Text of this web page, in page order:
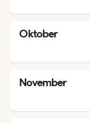
Oktober
November